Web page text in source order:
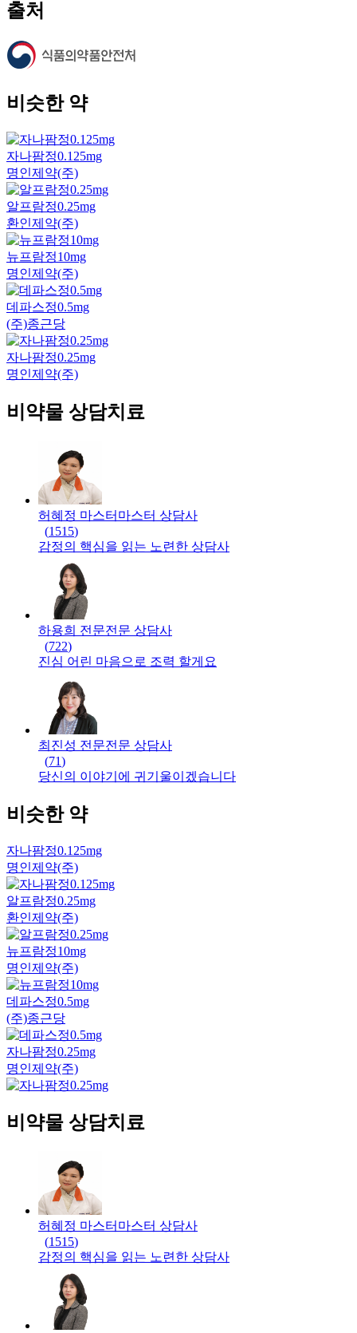
출처
비슷한 약
자나팜정0.125mg
명인제약(주)
알프람정0.25mg
환인제약(주)
뉴프람정10mg
명인제약(주)
데파스정0.5mg
(주)종근당
자나팜정0.25mg
명인제약(주)
비약물 상담치료
허혜정 마스터 마스터 상담사
(1515)
감정의 핵심을 읽는 노련한 상담사
하용희 전문전문 상담사
(722)
진심 어린 마음으로 조력 할게요
최진성 전문전문 상담사
(71)
당신의 이야기에 귀기울이겠습니다
비슷한 약
자나팜정0.125mg
명인제약(주)
알프람정0.25mg
환인제약(주)
뉴프람정10mg
명인제약(주)
데파스정0.5mg
(주)종근당
자나팜정0.25mg
명인제약(주)
비약물 상담치료
허혜정 마스터 마스터 상담사
(1515)
감정의 핵심을 읽는 노련한 상담사